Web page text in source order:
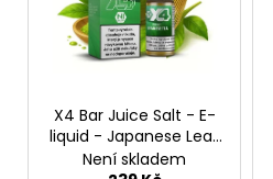
X4 Bar Juice Salt - E-
liquid - Japanese Leaf
- 20mg
Není skladem